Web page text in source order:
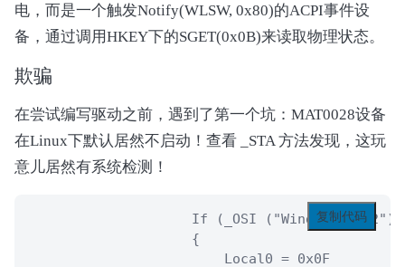
Method (_STA, 0, NotSerialized)
            {
                Local0 = Zero
                If (CondRefOf (\_OSI, Local6))
                {
                    If (_OSI ("Windows 2012"))
                    {
                        Local0 = 0x0F
                    }
                Return (Local0)
电，而是一个触发Notify(WLSW, 0x80)的ACPI事件设
备，通过调用HKEY下的SGET(0x0B)来读取物理状态。
欺骗
在尝试编写驱动之前，遇到了第一个坑：MAT0028设备
在Linux下默认居然不启动！查看 _STA 方法发现，这玩
意儿居然有系统检测！
复制代码
                    If (_OSI ("Windows 2012"))
                    {
                        Local0 = 0x0F